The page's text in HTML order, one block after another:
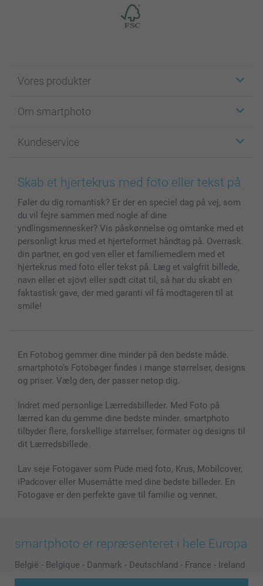
Vores produkter
Fotokort
Fotobøger
Billeder, Plakater & Fotohæfter
Cover til mobil & tablet
MyNameBook
Fotokalender & Kalenderbog
Fotorammer & Tilbehør
Alle fotoprodukter
Om smartphoto
For affiliate
Cookie Policy
Betingelser og garantier
Investor Relations
Kundeservice
100% tilfredshedsgaranti
Priser & betaling
Status for ordrer
Skab et hjertekrus med foto eller tekst på
Føler du dig romantisk? Er der en speciel dag på vej, som
du vil fejre sammen med nogle af dine
yndlingsmennesker? Vis påskønnelse og omtanke med et
personligt krus med et hjerteformet håndtag på. Overrask
din partner, en god ven eller et familiemedlem med et
hjertekrus med foto eller tekst på. Læg et valgfrit billede,
navn eller et sjovt eller sødt citat til, så har du skabt en
faktastisk gave, der med garanti vil få modtageren til at
smile!
En Fotobog gemmer dine minder på den bedste måde.
smartphoto's Fotobøger findes i mange størrelser, designs
og priser. Vælg den, der passer netop dig.
Indret med personlige Lærredsbilleder. Med Foto på
lærred kan du gemme dine bedste minder. smartphoto
tilbyder flere, forskellige størrelser, formater og designs til
dit Lærredsbillede.
Lav seje Fotogaver som Pude med foto, Krus, Mobilcover,
iPadcover eller Musemåtte med dine bedste billeder. En
Fotogave er den perfekte gave til familie og venner.
smartphoto er repræsenteret i hele Europa
België - Belgique - Danmark - Deutschland - France - Ireland
- Nederland - Norge - Österreich - Schweiz - Suisse -